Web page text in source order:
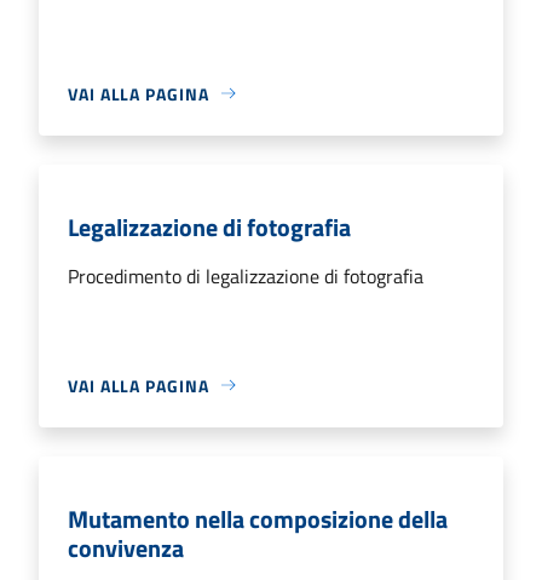
VAI ALLA PAGINA
Legalizzazione di fotografia
Procedimento di legalizzazione di fotografia
VAI ALLA PAGINA
Mutamento nella composizione della
convivenza